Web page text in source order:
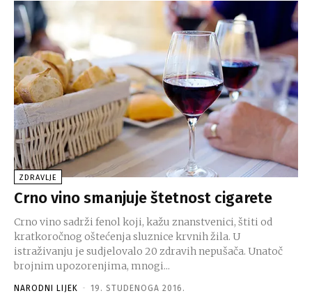
ZDRAVLJE
Crno vino smanjuje štetnost cigarete
Crno vino sadrži fenol koji, kažu znanstvenici, štiti od
kratkoročnog oštećenja sluznice krvnih žila. U
istraživanju je sudjelovalo 20 zdravih nepušača. Unatoč
brojnim upozorenjima, mnogi...
NARODNI LIJEK - 19. STUDENOGA 2016.